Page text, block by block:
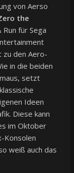
von Aerso
the
Run für Sega
zu den Aero-
in die beiden
setzt
Ideen
Diese kann
im Oktober
Konsolen
weiß auch das